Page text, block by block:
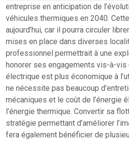
entreprise en anticipation de
véhicules thermiques en 2040.
aujourd’hui, car il pourra circuler
mises en place dans diverses
professionnel permettrait à une
honorer ses engagements vis-à-
électrique est plus économique à
ne nécessite pas beaucoup
mécaniques et le coût de l’énergie
l’énergie thermique. Convertir sa
stratégie permettant d’améliorer
fera également bénéficier de